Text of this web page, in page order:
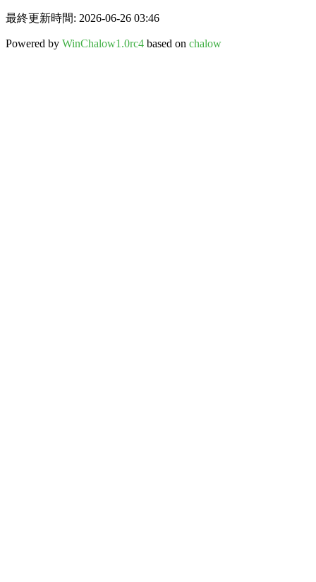
最終更新時間: 2026-06-26 03:46
Powered by WinChalow1.0rc4 based on chalow